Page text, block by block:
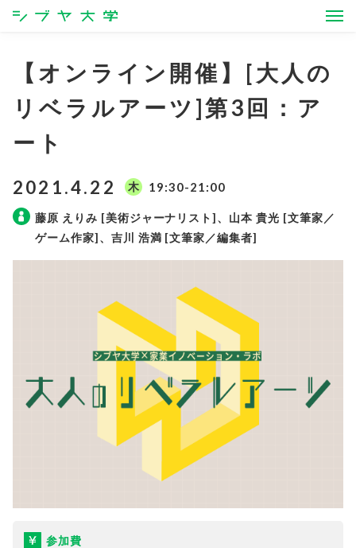
シブヤ大学
【オンライン開催】[大人の
リベラルアーツ]第3回：ア
ート
2021.4.22 木 19:30-21:00
藤原 えりみ [美術ジャーナリスト]、山本 貴光 [文筆家／
ゲーム作家]、吉川 浩満 [文筆家／編集者]
参加費